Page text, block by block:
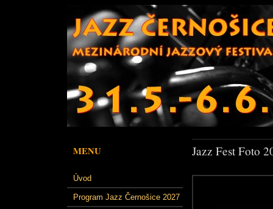
MENU
Úvod
Program Jazz Černošice 2027
Jazz Fest Foto